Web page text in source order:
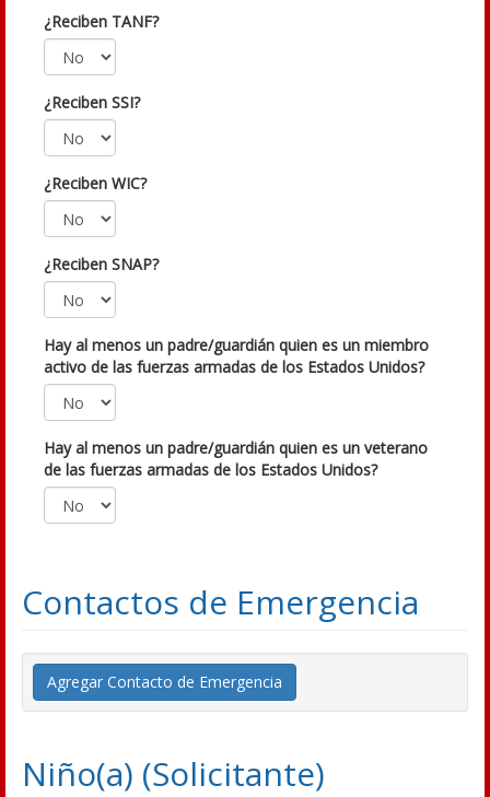
¿Reciben TANF?
¿Reciben SSI?
¿Reciben WIC?
¿Reciben SNAP?
Hay al menos un padre/guardián quien es un miembro
activo de las fuerzas armadas de los Estados Unidos?
Hay al menos un padre/guardián quien es un veterano
de las fuerzas armadas de los Estados Unidos?
Contactos de Emergencia
Agregar Contacto de Emergencia
Niño(a) (Solicitante)